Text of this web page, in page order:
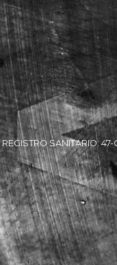
REGISTRO SANITARIO: 47-